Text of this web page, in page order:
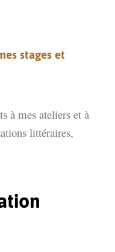
stages et
à mes ateliers et à
littéraires,